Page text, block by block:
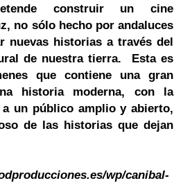
construir un cine
no sólo hecho por andaluces
nuevas historias a través del
de nuestra tierra. Esta es
que contiene una gran
historia moderna, con la
a un público amplio y abierto,
de las historias que dejan
wp/canibal-